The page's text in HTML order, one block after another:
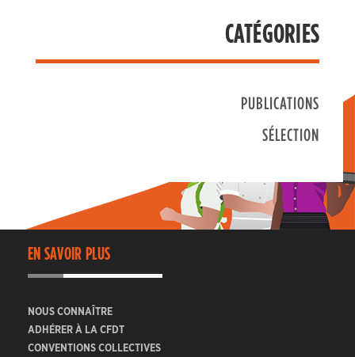
CATÉGORIES
PUBLICATIONS
SÉLECTION
EN SAVOIR PLUS
NOUS CONNAÎTRE
ADHÉRER À LA CFDT
CONVENTIONS COLLECTIVES